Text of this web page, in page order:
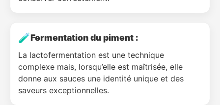
🧪Fermentation du piment :
La lactofermentation est une technique
complexe mais, lorsqu’elle est maîtrisée, elle
donne aux sauces une identité unique et des
saveurs exceptionnelles.